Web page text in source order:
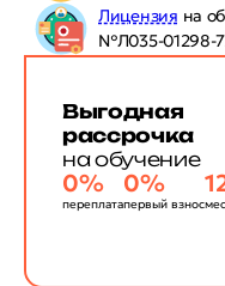
Лицензия на
№Л035-01298-
Выгодная
рассрочка
на обучение
0%
переплата
0%
первый взнос